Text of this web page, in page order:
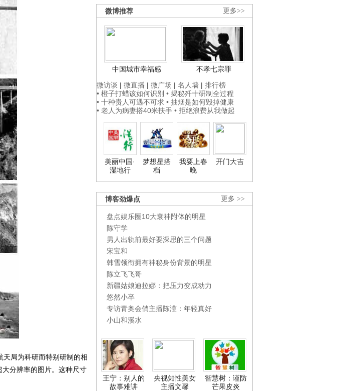
更多>>
微博推荐
中国城市幸福感
不孝七宗罪
微访谈 | 微直播 | 微广场 | 名人墙 | 排行榜
• 橙子打蜡该如何识别 • 揭秘歼十研制全过程
• 十种贵人可遇不可求 • 抽烟是如何毁掉健康
• 老人为病妻搭40米扶手 • 拒绝浪费从我做起
美丽中国·
湿地行
梦想星搭
档
我要上春
晚
开门大吉
更多 >>
博客劲爆点
盘点娱乐圈10大衰神附体的明星
陈守学
男人出轨前最好要深思的三个问题
宋宝和
韩雪领衔拥有神秘身份背景的明星
陈立飞飞哥
新疆姑娘迪拉娜：把压力变成动力
悠然小卒
专访青奥会俏主播陈滢：年轻真好
小山和溪水
王宁：别人的
故事难讲
央视知性美女
主播文馨
智慧树：谨防
芒果皮炎
局为科研而特别研制的相
分辨率的图片。这种尺寸